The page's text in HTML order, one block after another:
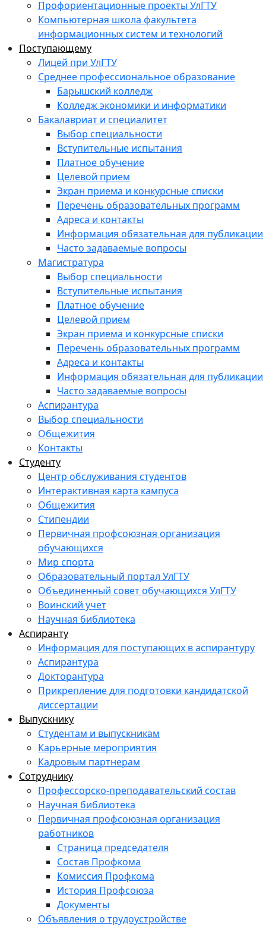
Профориентационные проекты УлГТУ
Компьютерная школа факультета
информационных систем и технологий
Поступающему
Лицей при УлГТУ
Среднее профессиональное образование
Барышский колледж
Колледж экономики и информатики
Бакалавриат и специалитет
Выбор специальности
Вступительные испытания
Платное обучение
Целевой прием
Экран приема и конкурсные списки
Перечень образовательных программ
Адреса и контакты
Информация обязательная для публикации
Часто задаваемые вопросы
Магистратура
Выбор специальности
Вступительные испытания
Платное обучение
Целевой прием
Экран приема и конкурсные списки
Перечень образовательных программ
Адреса и контакты
Информация обязательная для публикации
Часто задаваемые вопросы
Аспирантура
Выбор специальности
Общежития
Контакты
Студенту
Центр обслуживания студентов
Интерактивная карта кампуса
Общежития
Стипендии
Первичная профсоюзная организация
обучающихся
Мир спорта
Образовательный портал УлГТУ
Объединенный совет обучающихся УлГТУ
Воинский учет
Научная библиотека
Аспиранту
Информация для поступающих в аспирантуру
Аспирантура
Докторантура
Прикрепление для подготовки кандидатской
диссертации
Выпускнику
Студентам и выпускникам
Карьерные мероприятия
Кадровым партнерам
Сотруднику
Профессорско-преподавательский состав
Научная библиотека
Первичная профсоюзная организация
работников
Страница председателя
Состав Профкома
Комиссия Профкома
История Профсоюза
Документы
Объявления о трудоустройстве